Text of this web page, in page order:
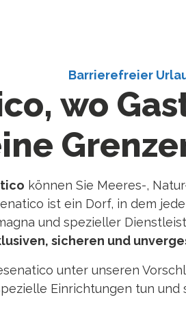
Barrierefreier
wo
können Sie Meeres-,
ist ein Dorf, in dem
und spezieller
sicheren und
unter unseren
Einrichtungen tun und